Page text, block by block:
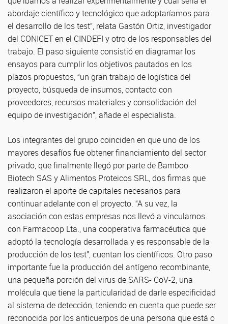
abordaje científico y tecnológico que adoptaríamos para
el desarrollo de los test”, relata Gastón Ortiz, investigador
del CONICET en el CINDEFI y otro de los responsables del
trabajo. El paso siguiente consistió en diagramar los
ensayos para cumplir los objetivos pautados en los
plazos propuestos, “un gran trabajo de logística del
proyecto, búsqueda de insumos, contacto con
proveedores, recursos materiales y consolidación del
equipo de investigación”, añade el especialista.
Los integrantes del grupo coinciden en que uno de los
mayores desafíos fue obtener financiamiento del sector
privado, que finalmente llegó por parte de Bamboo
Biotech SAS y Alimentos Proteicos SRL, dos firmas que
realizaron el aporte de capitales necesarios para
continuar adelante con el proyecto. “A su vez, la
asociación con estas empresas nos llevó a vincularnos
con Farmacoop Lta., una cooperativa farmacéutica que
adoptó la tecnología desarrollada y es responsable de la
producción de los test”, cuentan los científicos. Otro paso
importante fue la producción del antígeno recombinante,
una pequeña porción del virus de SARS- CoV-2, una
molécula que tiene la particularidad de darle especificidad
al sistema de detección, teniendo en cuenta que puede ser
reconocida por los anticuerpos de una persona que está o